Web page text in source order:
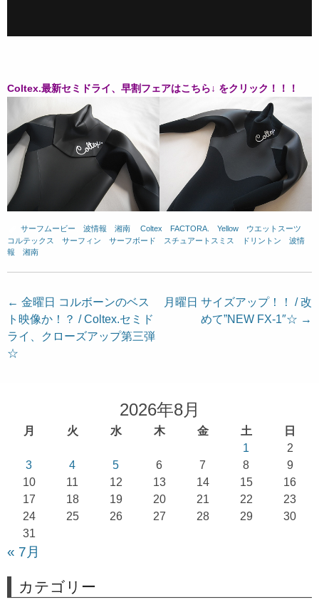
Coltex.最新セミドライ、早割フェアはこちら↓ をクリック！！！
サーフムービー 波情報 湘南 Coltex FACTORA. Yellow ウエットスーツ
コルテックス
サーフィン サーフボード スチュアートスミス ドリントン
波情
報 湘南
投
稿
ナ
← 金曜日 コルボーンのベス
ト映像か！？ / Coltex.セミド
ライ、クローズアップ第三弾
☆
月曜日 サイズアップ！！ / 改
めて”NEW FX-1″☆ →
2026年8月
月 火 水 木 金 土
日
1
2
3
4 5 6 7 8
9
10
11 12 13 14 15
16
17
18 19 20 21 22
23
24
25 26 27 28 29
30
31
« 7月
カテゴリー